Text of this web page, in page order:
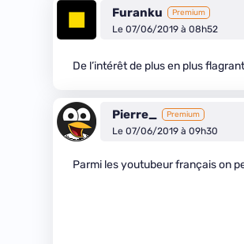
Furanku Premium
Le 07/06/2019 à 08h52
De l’intérêt de plus en plus
Pierre_ Premium
Le 07/06/2019 à 09h30
Parmi les youtubeur français on